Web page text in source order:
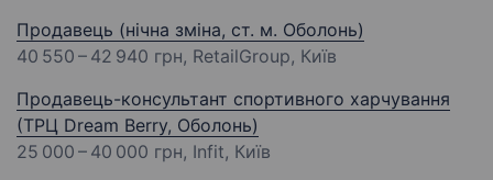
Продавець (нічна зміна, ст. м. Оболонь)
40 550 – 42 940 грн, RetailGroup, Київ
Продавець-консультант спортивного харчування
(ТРЦ Dream Berry, Оболонь)
25 000 – 40 000 грн, Infit, Київ